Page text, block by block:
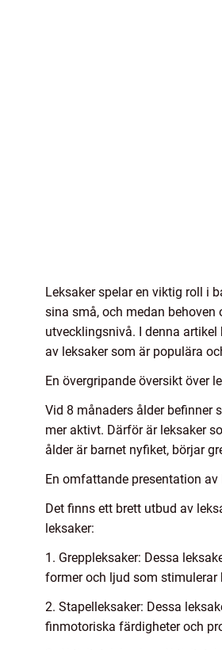
Leksaker spelar en viktig roll i
sina små, och medan
utvecklingsnivå. I denna
av leksaker som är populära
En övergripande översikt över
Vid 8 månaders ålder befinner
mer aktivt. Därför är leksaker
ålder är barnet nyfiket, börjar
En omfattande presentation
Det finns ett brett utbud av
leksaker:
1. Greppleksaker: Dessa
former och ljud som stimulerar
2. Stapelleksaker: Dessa
finmotoriska färdigheter och